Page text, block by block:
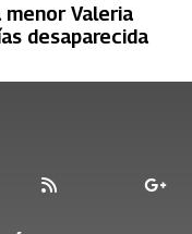
Valeria
desaparecida